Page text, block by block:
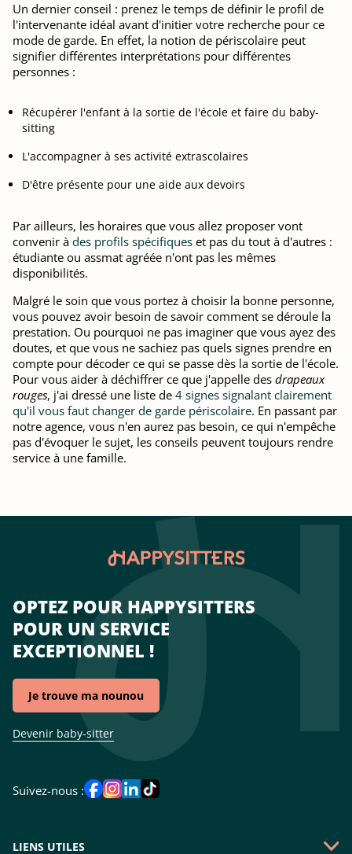
Un dernier conseil : prenez le temps de définir le profil de
l'intervenante idéal avant d'initier votre recherche pour ce
mode de garde. En effet, la notion de périscolaire peut
signifier différentes interprétations pour différentes
personnes :
Récupérer l'enfant à la sortie de l'école et faire du baby-
sitting
L'accompagner à ses activité extrascolaires
D'être présente pour une aide aux devoirs
Par ailleurs, les horaires que vous allez proposer vont
convenir à des profils spécifiques et pas du tout à d'autres :
étudiante ou assmat agréée n'ont pas les mêmes
disponibilités.
Malgré le soin que vous portez à choisir la bonne personne,
vous pouvez avoir besoin de savoir comment se déroule la
prestation. Ou pourquoi ne pas imaginer que vous ayez des
doutes, et que vous ne sachiez pas quels signes prendre en
compte pour décoder ce qui se passe dès la sortie de l'école.
Pour vous aider à déchiffrer ce que j'appelle des drapeaux
rouges, j'ai dressé une liste de 4 signes signalant clairement
qu'il vous faut changer de garde périscolaire. En passant par
notre agence, vous n'en aurez pas besoin, ce qui n'empêche
pas d'évoquer le sujet, les conseils peuvent toujours rendre
service à une famille.
OPTEZ POUR HAPPYSITTERS
POUR UN SERVICE
EXCEPTIONNEL !
Je trouve ma nounou
Devenir baby-sitter
Suivez-nous :
LIENS UTILES